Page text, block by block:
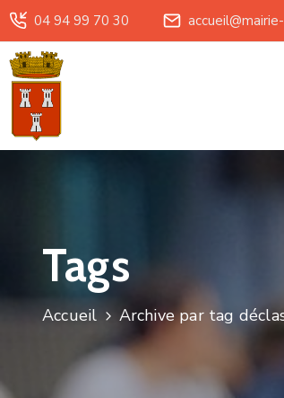
04 94 99 70 30
Tags
Accueil Archive par tag